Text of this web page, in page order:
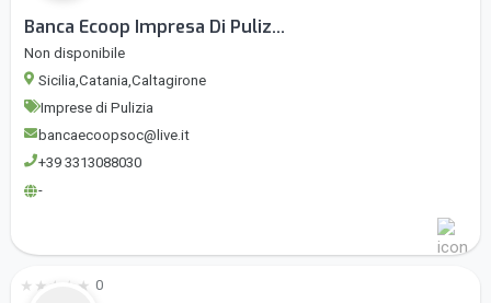
Banca Ecoop Impresa Di Puliz...
Non disponibile
Sicilia,Catania,Caltagirone
Imprese di Pulizia
bancaecoopsoc@live.it
+39 3313088030
-
★ ★ ★ ★ ★ 0